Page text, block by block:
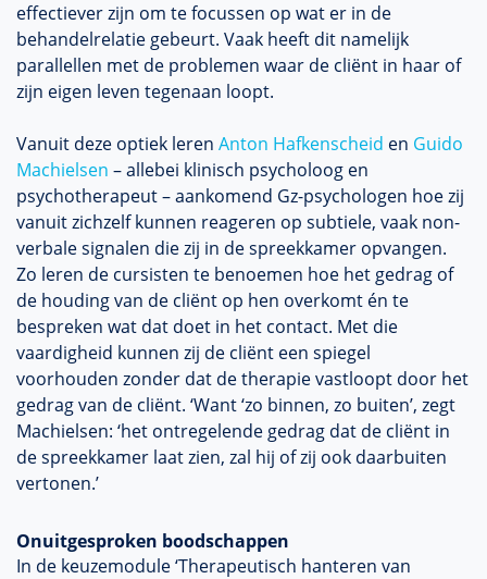
effectiever zijn om te focussen op wat er in de
behandelrelatie gebeurt. Vaak heeft dit namelijk
parallellen met de problemen waar de cliënt in haar of
zijn eigen leven tegenaan loopt.
Vanuit deze optiek leren Anton Hafkenscheid en Guido
Machielsen – allebei klinisch psycholoog en
psychotherapeut – aankomend Gz-psychologen hoe zij
vanuit zichzelf kunnen reageren op subtiele, vaak non-
verbale signalen die zij in de spreekkamer opvangen.
Zo leren de cursisten te benoemen hoe het gedrag of
de houding van de cliënt op hen overkomt én te
bespreken wat dat doet in het contact. Met die
vaardigheid kunnen zij de cliënt een spiegel
voorhouden zonder dat de therapie vastloopt door het
gedrag van de cliënt. ‘Want ‘zo binnen, zo buiten’, zegt
Machielsen: ‘het ontregelende gedrag dat de cliënt in
de spreekkamer laat zien, zal hij of zij ook daarbuiten
vertonen.’
Onuitgesproken boodschappen
In de keuzemodule ‘Therapeutisch hanteren van